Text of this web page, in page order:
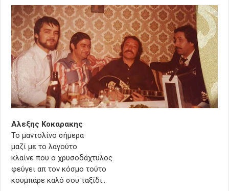
Αλεξης Κοκαρακης
To μαντολίνο σήμερα
μαζί με το λαγούτο
κλαίνε που ο χρυσοδάχτυλος
φεύγει απ τον κόσμο τούτο
κουμπάρε καλό σου ταξίδι…